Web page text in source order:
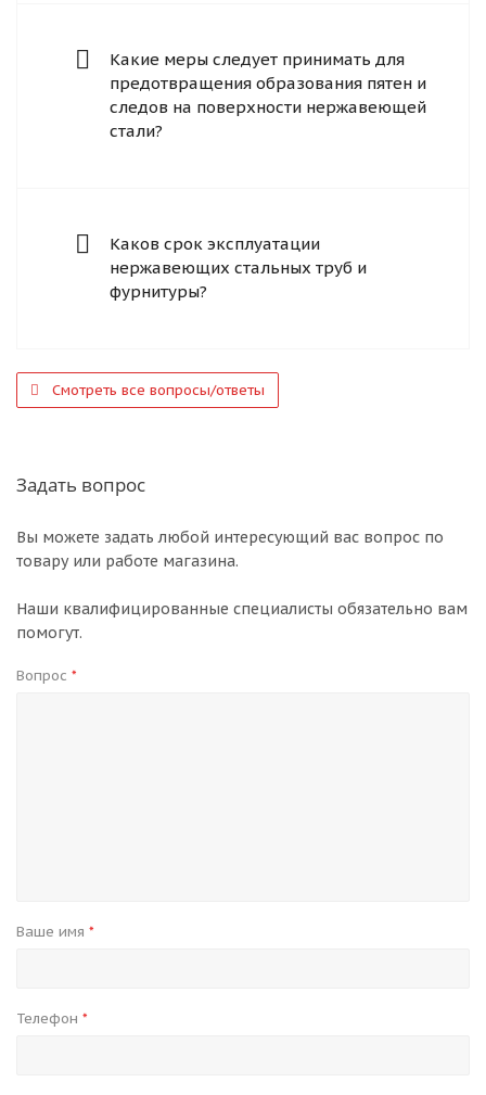
Какие меры следует принимать для
предотвращения образования пятен и
следов на поверхности нержавеющей
стали?
Каков срок эксплуатации
нержавеющих стальных труб и
фурнитуры?
Смотреть все вопросы/ответы
Задать вопрос
Вы можете задать любой интересующий вас вопрос по
товару или работе магазина.
Наши квалифицированные специалисты обязательно вам
помогут.
Вопрос *
Ваше имя *
Телефон *